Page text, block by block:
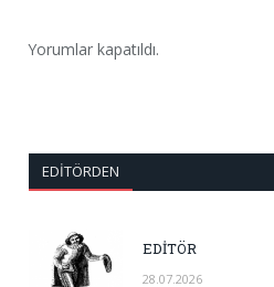
Yorumlar kapatıldı.
EDITÖRDEN
EDİTÖR
28.07.2026